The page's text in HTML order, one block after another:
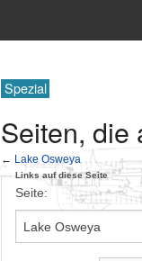
Spezial
Seiten, die
← Lake Osweya
Links auf diese Seite
Seite: